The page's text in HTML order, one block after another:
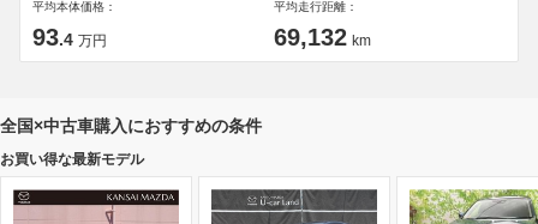
平均本体価格：
93.4 万円
平均走行距離：
69,132 km
全国×中古車購入におすすめの条件
お買い得な最新モデル